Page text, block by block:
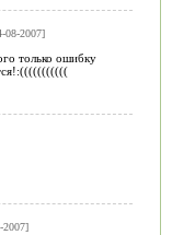
08-2007]
только ошибку